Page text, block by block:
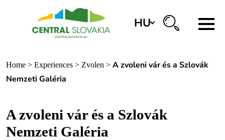
HU
Banská Bystrica
Kremnica
Krupina
Home > Experiences > Zvolen > A zvoleni vár és a Szlovák
Nemzeti Galéria
A zvoleni vár és a Szlovák
Nemzeti Galéria